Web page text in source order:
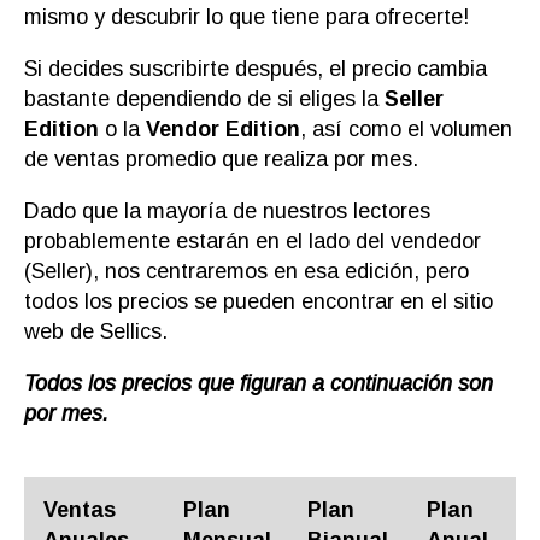
mismo y descubrir lo que tiene para ofrecerte!
Si decides suscribirte después, el precio cambia
bastante dependiendo de si eliges la Seller
Edition o la Vendor Edition, así como el volumen
de ventas promedio que realiza por mes.
Dado que la mayoría de nuestros lectores
probablemente estarán en el lado del vendedor
(Seller), nos centraremos en esa edición, pero
todos los precios se pueden encontrar en el sitio
web de Sellics.
Todos los precios que figuran a continuación son
por mes.
Ventas
Plan
Plan
Plan